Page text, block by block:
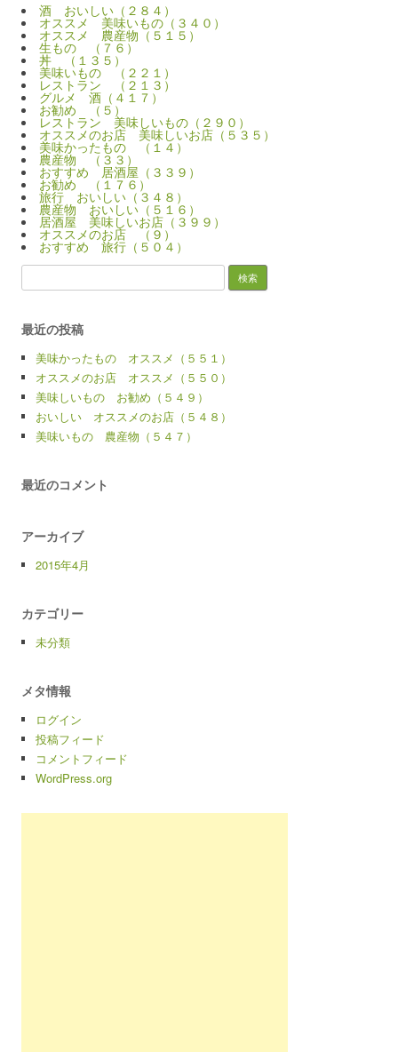
酒 おいしい（２８４）
オススメ 美味いもの（３４０）
オススメ 農産物（５１５）
生もの （７６）
丼 （１３５）
美味いもの （２２１）
レストラン （２１３）
グルメ 酒（４１７）
お勧め （５）
レストラン 美味しいもの（２９０）
オススメのお店 美味しいお店（５３５）
美味かったもの （１４）
農産物 （３３）
おすすめ 居酒屋（３３９）
お勧め （１７６）
旅行 おいしい（３４８）
農産物 おいしい（５１６）
居酒屋 美味しいお店（３９９）
オススメのお店 （９）
おすすめ 旅行（５０４）
索:
最近の投稿
美味かったもの オススメ（５５１）
オススメのお店 オススメ（５５０）
美味しいもの お勧め（５４９）
おいしい オススメのお店（５４８）
美味いもの 農産物（５４７）
最近のコメント
アーカイブ
2015年4月
カテゴリー
未分類
メタ情報
ログイン
投稿フィード
コメントフィード
WordPress.org